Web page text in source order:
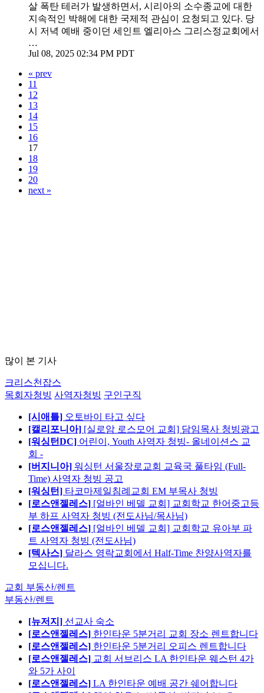
살 폭탄 테러가 발생하면서, 시리아의 소수종교에 대한
지속적인 박해에 대한 국제적 관심이 요청되고 있다. 당
시 저녁 예배 중이던 세인트 엘리아스 그리스정교회에서
…
Jul 08, 2025 02:34 PM PDT
« prev
11
12
13
14
15
16
17
18
19
20
next »
많이 본 기사
크리스천잡스
목회자청빙 사역자청빙 구인구직
[시애틀] 오토바이 타고 싶다
[캘리포니아] [실로암 로스모어 교회] 담임목사 청빙광고
[워싱턴DC] 어린이, Youth 사역자 청빙- 올네이션스 교
회 -
[버지니아] 워싱턴 서울장로교회 교육국 풀타임 (Full-
Time) 사역자 청빙 공고
[워싱턴] 타코마제일침례교회 EM 부목사 청빙
[로스앤젤레스] [얼바인 베델 교회] 교회학교 한어중고등
부 하프 사역자 청빙 (전도사님/목사님)
[로스앤젤레스] [얼바인 베델 교회] 교회학교 유아부 파
트 사역자 청빙 (전도사님)
[텍사스] 달라스 영락교회에서 Half-Time 찬양사역자를
모십니다.
교회 부동산/렌트
부동산/렌트
[뉴저지] 선교사 숙소
[로스앤젤레스] 한인타운 5분거리 교회 장소 렌트합니다
[로스앤젤레스] 한인타운 5분거리 오피스 렌트합니다
[로스앤젤레스] 교회 서브리스 LA 한인타운 웨스턴 4가
와 5가 사이
[로스앤젤레스] LA 한인타운 예배 공간 쉐어합니다